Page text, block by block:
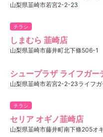
山梨県韮崎市若宮2-2-23
チラシ
しまむら 韮崎店
山梨県韮崎市藤井町北下條506-1
シュープラザ ライフガー
山梨県韮崎市若宮2-2-23ライフガ
チラシ
セリア オギノ韮崎店
山梨県韮崎市藤井町南下條205オ